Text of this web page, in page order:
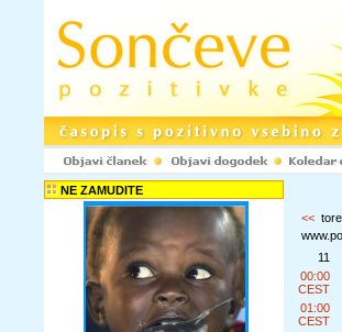
NE ZAMUDITE
<<
11
00:00
CEST
01:00
CEST